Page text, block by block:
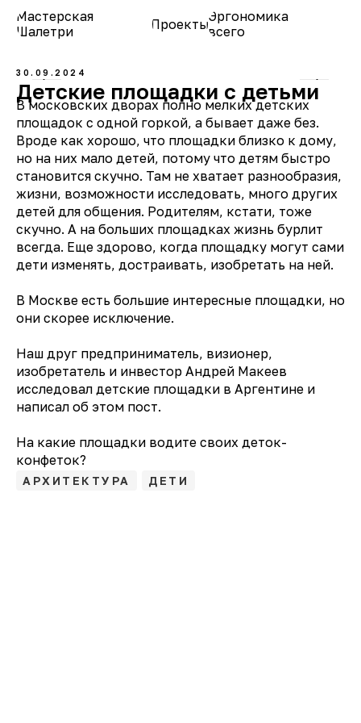
Мастерская
Шалетри
ПроектыЭргономика
всего
30.09.2024
Детские площадки с детьми
В московских дворах полно мелких детских
площадок с одной горкой, а бывает даже без.
Вроде как хорошо, что площадки близко к дому,
но на них мало детей, потому что детям быстро
становится скучно. Там не хватает разнообразия,
жизни, возможности исследовать, много других
детей для общения. Родителям, кстати, тоже
скучно. А на больших площадках жизнь бурлит
всегда. Еще здорово, когда площадку могут сами
дети изменять, достраивать, изобретать на ней.
В Москве есть большие интересные площадки, но
они скорее исключение.
Наш друг предприниматель, визионер,
изобретатель и инвестор Андрей Макеев
исследовал детские площадки в Аргентине и
написал об этом пост.
На какие площадки водите своих деток-
конфеток?
АРХИТЕКТУРА ДЕТИ